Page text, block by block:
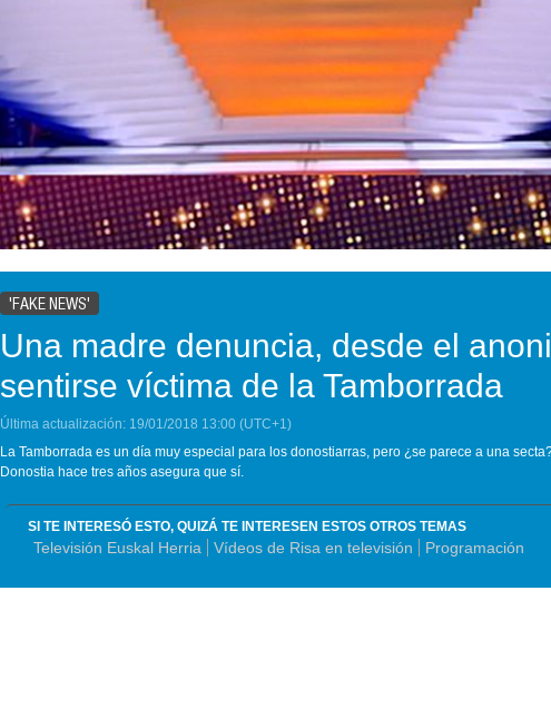
'FAKE NEWS'
Una madre denuncia, desde el
sentirse víctima de la Tamborrada
Última actualización: 19/01/2018 13:00 (UTC+1)
La Tamborrada es un día muy especial para los donostiarras, pero ¿se parece a una
Donostia hace tres años asegura que sí.
SI TE INTERESÓ ESTO, QUIZÁ TE INTERESEN ESTOS OTROS TEMAS
Televisión Euskal Herria Vídeos de Risa en televisión Programación